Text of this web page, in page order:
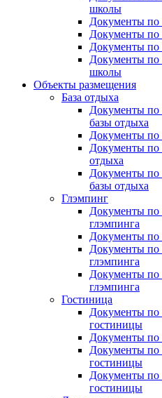
школы
Документы
Документы по
Документы
Документы по
школы
Объекты размещения
База отдыха
Документы по
базы отдыха
Документы по
Документы по
отдыха
Документы по
базы отдыха
Глэмпинг
Документы по
глэмпинга
Документы по
Документы
глэмпинга
Документы по
глэмпинга
Гостиница
Документы по
гостиницы
Документы по
Документы
гостиницы
Документы по
гостиницы